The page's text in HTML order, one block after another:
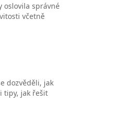
oslovila správné
včetně
dozvěděli, jak
tipy, jak řešit